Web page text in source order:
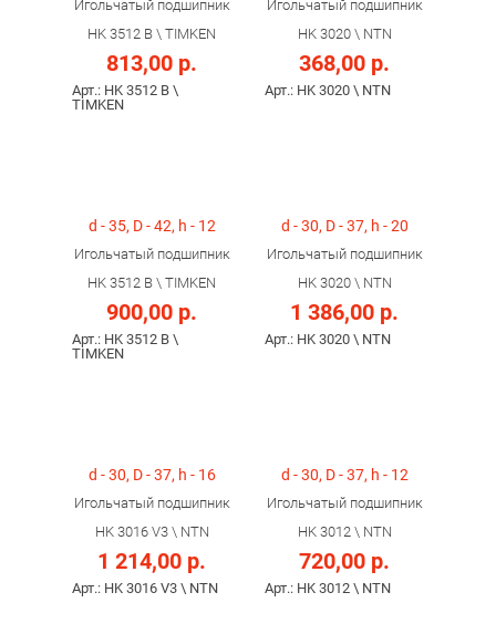
Игольчатый подшипник
HK 3512 B \ TIMKEN
813,00 р.
Арт.: HK 3512 B \
TIMKEN
Игольчатый подшипник
HK 3020 \ NTN
368,00 р.
Арт.: HK 3020 \ NTN
d - 35, D - 42, h - 12
Игольчатый подшипник
HK 3512 B \ TIMKEN
900,00 р.
Арт.: HK 3512 B \
TIMKEN
d - 30, D - 37, h - 20
Игольчатый подшипник
HK 3020 \ NTN
1 386,00 р.
Арт.: HK 3020 \ NTN
d - 30, D - 37, h - 16
Игольчатый подшипник
HK 3016 V3 \ NTN
1 214,00 р.
Арт.: HK 3016 V3 \ NTN
d - 30, D - 37, h - 12
Игольчатый подшипник
HK 3012 \ NTN
720,00 р.
Арт.: HK 3012 \ NTN